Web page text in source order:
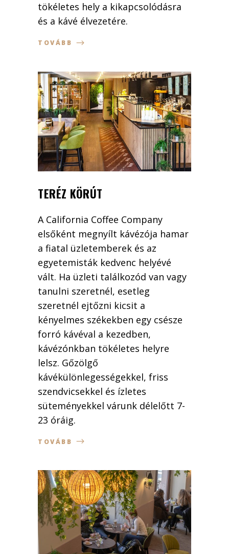
tökéletes hely a kikapcsolódásra
és a kávé élvezetére.
TOVÁBB
TERÉZ KÖRÚT
A California Coffee Company
elsőként megnyílt kávézója hamar
a fiatal üzletemberek és az
egyetemisták kedvenc helyévé
vált. Ha üzleti találkozód van vagy
tanulni szeretnél, esetleg
szeretnél ejtőzni kicsit a
kényelmes székekben egy csésze
forró kávéval a kezedben,
kávézónkban tökéletes helyre
lelsz. Gőzölgő
kávékülönlegességekkel, friss
szendvicsekkel és ízletes
süteményekkel várunk délelőtt 7-
23 óráig.
TOVÁBB